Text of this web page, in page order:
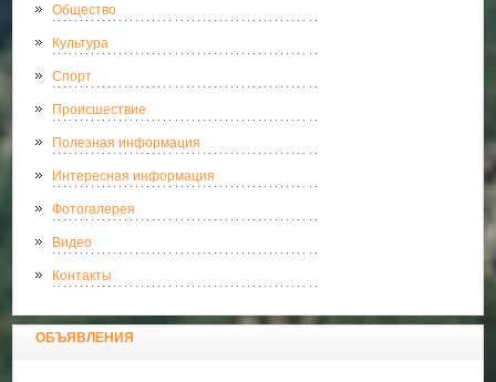
Общество
Культура
Спорт
Происшествие
Полезная информация
Интересная информация
Фотогалерея
Видео
Контакты
ОБЪЯВЛЕНИЯ